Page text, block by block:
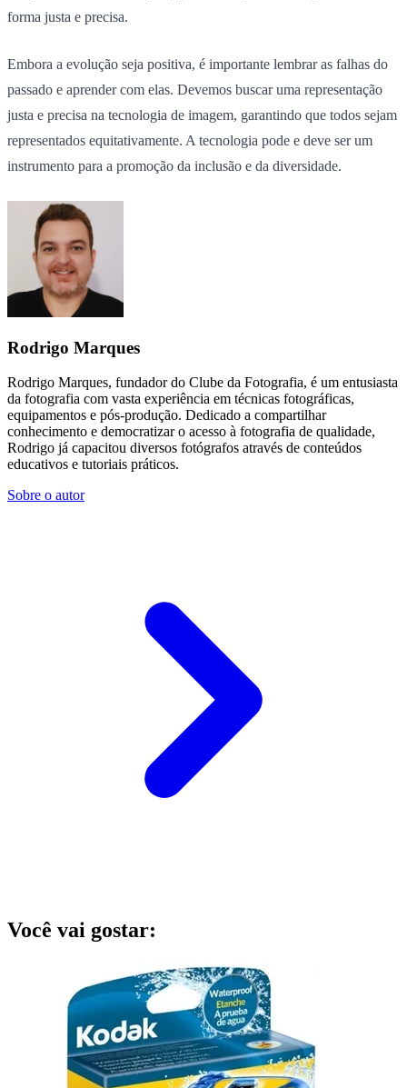
forma justa e precisa.
Embora a evolução seja positiva, é importante lembrar as falhas do
passado e aprender com elas. Devemos buscar uma representação
justa e precisa na tecnologia de imagem, garantindo que todos sejam
representados equitativamente. A tecnologia pode e deve ser um
instrumento para a promoção da inclusão e da diversidade.
Rodrigo Marques
Rodrigo Marques, fundador do Clube da Fotografia, é um entusiasta
da fotografia com vasta experiência em técnicas fotográficas,
equipamentos e pós-produção. Dedicado a compartilhar
conhecimento e democratizar o acesso à fotografia de qualidade,
Rodrigo já capacitou diversos fotógrafos através de conteúdos
educativos e tutoriais práticos.
Sobre o autor
Você vai gostar: